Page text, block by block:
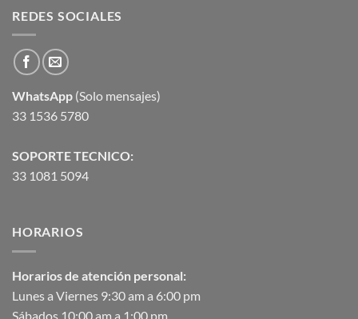
REDES SOCIALES
WhatsApp (Solo mensajes)
33 1536 5780
SOPORTE TECNICO:
33 1081 5094
HORARIOS
Horarios de atención personal:
Lunes a Viernes 9:30 am a 6:00 pm
Sábados 10:00 am a 1:00 pm